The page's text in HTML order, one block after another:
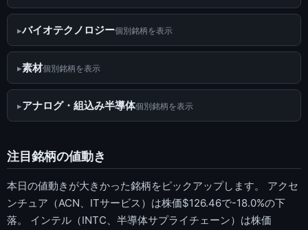
バイオテクノロジー個別銘柄を表示
素材個別銘柄を表示
アナログ・組込み半導体個別銘柄を表示
注目銘柄の値動き
本日の値動きが大きかった銘柄をピックアップします。 アクセ
ンチュア（ACN、ITサービス）は株価$126.46で-18.0%の下
落。 インテル（INTC、半導体サプライチェーン）は株価